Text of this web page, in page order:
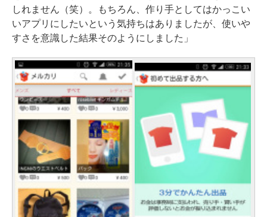
しれません（笑）。もちろん、作り手としてはかっこい
いアプリにしたいという気持ちはありましたが、使いや
すさを意識した結果そのようにしました」